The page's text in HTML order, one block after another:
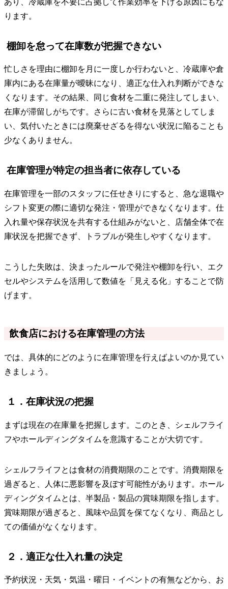
ります。
棚卸を怠って在庫数が把握できない
忙しさを理由に棚卸を月に一度しか行わないと、冷蔵庫や倉
庫内にある在庫量が曖昧になり、適正な仕入れ判断ができな
くなります。その結果、同じ食材を二重に発注してしまい、
在庫が滞留しがちです。さらに古い食材を見落としてしま
い、気付いたときには廃棄せざるを得ない状況に陥ることも
少なくありません。
在庫管理が特定の担当者に依存している
在庫管理を一部のスタッフに任せきりにすると、急な退職や
シフト変更の際に適切な発注・管理ができなくなります。仕
入れ量や保存状況を共有する仕組みがないと、店舗全体で在
庫状況を把握できず、トラブルが発生しやすくなります。
こうした失敗は、決まったルールで発注や棚卸を行い、エク
セルやシステムを活用して数値を「見える化」することで防
げます。
飲食店における在庫管理の方法
では、具体的にどのように在庫管理を行えばよいのか見てい
きましょう。
１．在庫状況の把握
まずは現在の在庫量を把握します。このとき、シェルフライ
フやホールディングタイムを意識することが大切です。
シェルフライフとは食材の消費期限のことです。消費期限を
過ぎると、人体に悪影響を及ぼす可能性があります。ホール
ディングタイムとは、半製品・製品の賞味期限を指します。
賞味期限が過ぎると、風味や品質を保てなくなり、商品とし
ての価値がなくなります。
２．適正な仕入れ量の決定
予約状況・天気・気温・曜日・イベントの有無などから、お